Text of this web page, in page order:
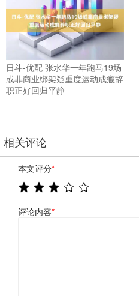
日斗-优配 张水华一年跑马19场
或非商业绑架疑重度运动成瘾辞
职正好回归平静
相关评论
本文评分*
评论内容*